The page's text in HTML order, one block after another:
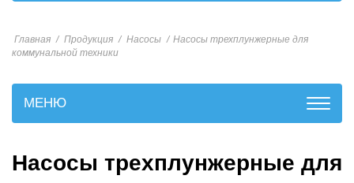
Главная / Продукция / Насосы / Насосы трехплунжерные для
коммунальной техники
Насосы трехплунжерные для
МЕНЮ